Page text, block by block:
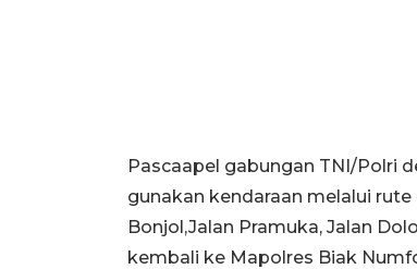
Pascaapel gabungan TNI/Polri
gunakan kendaraan melalui
Bonjol,Jalan Pramuka, Jalan
kembali ke Mapolres Biak